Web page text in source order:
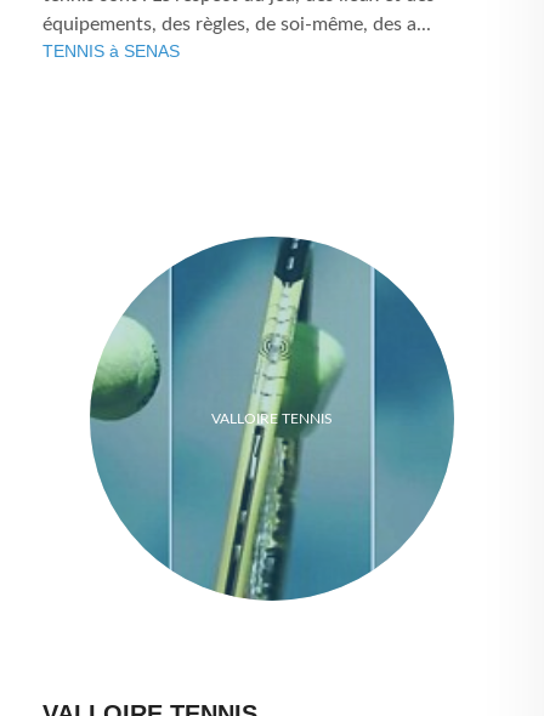
équipements, des règles, de soi-même, des a...
TENNIS à SENAS
VALLOIRE TENNIS